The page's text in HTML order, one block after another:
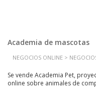
Academia de mascotas
NEGOCIOS ONLINE >
Se vende Academia Pet,
online sobre animales de